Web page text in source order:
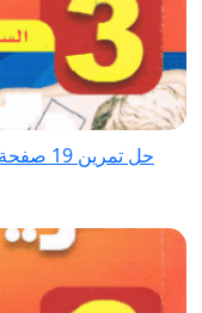
صفحة
208
رياضيات
السنة
الثالثة
متوسط
الثاني
حل
تمرين